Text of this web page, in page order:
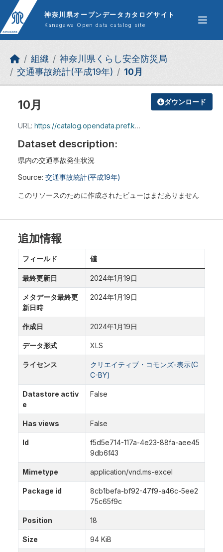
Skip to main content
神奈川県オープンデータカタログサイト
Kanagawa Open data catalog site
組織
神奈川県くらし安全防災局
交通事故統計(平成19年)
10月
ダウンロード
10月
URL: https://catalog.opendata.pref.kanagawa.jp/dataset/8cb1befa-bf92-47f9-a46c-5ee275c65f9c/resource/f5d5e714-117a-4e23-88fa-aee459db6f43/download/46157.xls
Dataset description:
県内の交通事故発生状況
Source: 交通事故統計(平成19年)
このリソースのために作成されたビューはまだありません
追加情報
フィールド 値
最終更新日 2024年1月19日
メタデータ最終更
新日時
2024年1月19日
作成日 2024年1月19日
データ形式 XLS
ライセンス
クリエイティブ・コモンズ-表示(C
C-BY)
Datastore activ
e
False
Has views False
Id
f5d5e714-117a-4e23-88fa-aee45
9db6f43
Mimetype application/vnd.ms-excel
Package id
8cb1befa-bf92-47f9-a46c-5ee2
75c65f9c
Position 18
Size 94 KiB